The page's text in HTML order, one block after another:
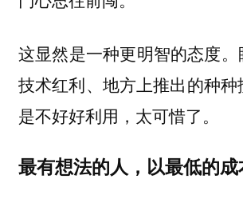
这显然是一种更明智的态度
技术红利、地方上推出的种
是不好好利用，太可惜了。
最有想法的人，以最低的